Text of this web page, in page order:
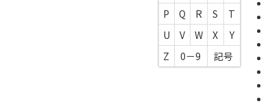
P
Q R S
T
U
V W X
Y
Z
0－9 記号